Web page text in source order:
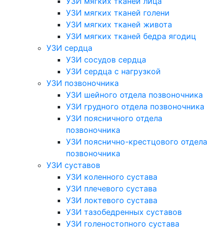
УЗИ мягких тканей голени
УЗИ мягких тканей живота
УЗИ мягких тканей бедра ягодиц
УЗИ сердца
УЗИ сосудов сердца
УЗИ сердца с нагрузкой
УЗИ позвоночника
УЗИ шейного отдела позвоночника
УЗИ грудного отдела позвоночника
УЗИ поясничного отдела
позвоночника
УЗИ пояснично-крестцового отдела
позвоночника
УЗИ суставов
УЗИ коленного сустава
УЗИ плечевого сустава
УЗИ локтевого сустава
УЗИ тазобедренных суставов
УЗИ голеностопного сустава